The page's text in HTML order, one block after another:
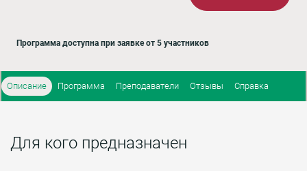
Программа доступна при заявке от 5 участников
Описание Программа Преподаватели Отзывы Справка
Для кого предназначен